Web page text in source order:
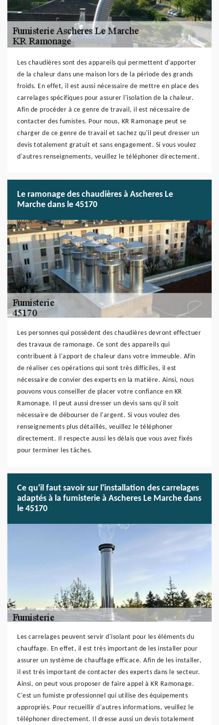
Les chaudières sont des appareils qui permettent d'apporter
de la chaleur dans une maison lors de la période des grands
froids. En effet, il est aussi nécessaire de mettre en place des
carrelages spécifiques pour assurer l'isolation de la chaleur.
Afin de procéder à ce genre de travail, il est nécessaire de
contacter des fumistes. Pour nous, KR Ramonage peut se
charger de ce genre de travail et sachez qu'il peut dresser un
devis totalement gratuit et sans engagement. Si vous voulez
d'autres renseignements, veuillez le téléphoner directement.
Le ramonage des chaudières à Ascheres Le
Marche dans le 45170
Les personnes qui possèdent des chaudières devront effectuer
des travaux de ramonage. Ce sont des appareils qui
contribuent à l'apport de chaleur dans votre immeuble. Afin
de réaliser ces opérations qui sont très difficiles, il est
nécessaire de convier des experts en la matière. Ainsi, nous
pouvons vous conseiller de placer votre confiance en KR
Ramonage. Il peut aussi dresser un devis sans qu'il soit
nécessaire de débourser de l'argent. Si vous voulez des
renseignements plus détaillés, veuillez le téléphoner
directement. Il respecte aussi les délais que vous avez fixés
pour terminer les tâches.
Ce qu'il faut savoir sur l'installation des carrelages
adaptés à la fumisterie à Ascheres Le Marche dans
le 45170
Les carrelages peuvent servir d'isolant pour les éléments du
chauffage. En effet, il est très important de les installer pour
assurer un système de chauffage efficace. Afin de les installer,
il est très important de contacter des experts dans le secteur.
Ainsi, on peut vous proposer de faire appel à KR Ramonage.
C'est un fumiste professionnel qui utilise des équipements
appropriés. Pour recueillir d'autres informations, veuillez le
téléphoner directement. Il dresse aussi un devis totalement